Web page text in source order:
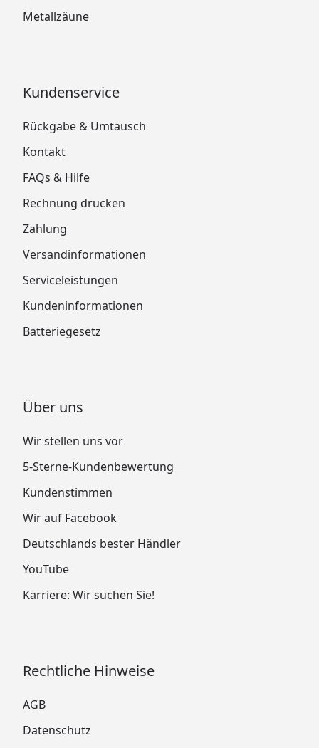
Metallzäune
Kundenservice
Rückgabe & Umtausch
Kontakt
FAQs & Hilfe
Rechnung drucken
Zahlung
Versandinformationen
Serviceleistungen
Kundeninformationen
Batteriegesetz
Über uns
Wir stellen uns vor
5-Sterne-Kundenbewertung
Kundenstimmen
Wir auf Facebook
Deutschlands bester Händler
YouTube
Karriere: Wir suchen Sie!
Rechtliche Hinweise
AGB
Datenschutz